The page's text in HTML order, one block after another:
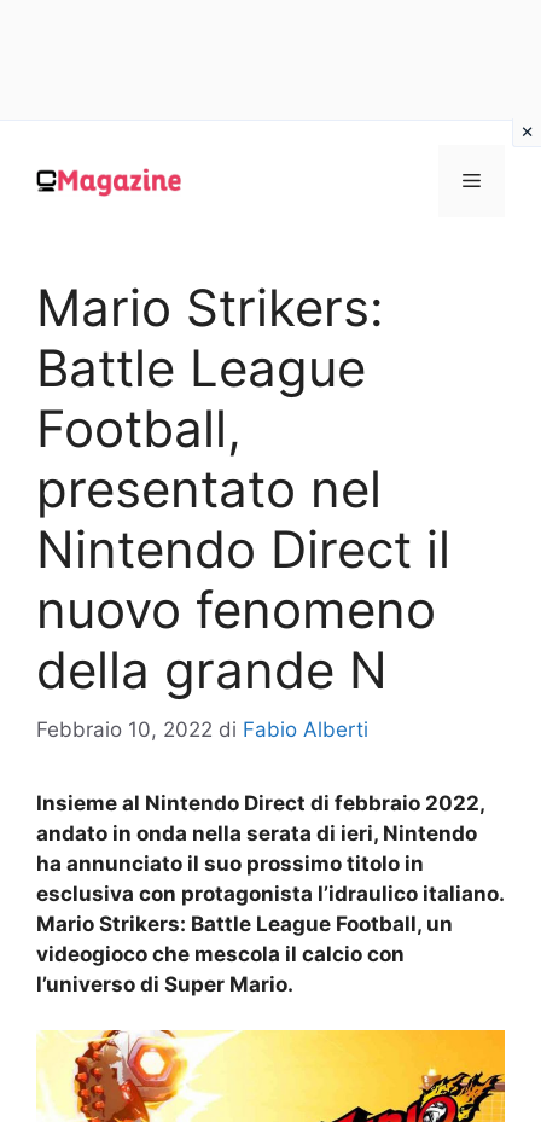
contenuto
MENU
Mario Strikers:
Battle League
Football,
presentato nel
Nintendo Direct il
nuovo fenomeno
della grande N
Febbraio 10, 2022 di Fabio Alberti
Insieme al Nintendo Direct di febbraio 2022,
andato in onda nella serata di ieri, Nintendo
ha annunciato il suo prossimo titolo in
esclusiva con protagonista l’idraulico italiano.
Mario Strikers: Battle League Football, un
videogioco che mescola il calcio con
l’universo di Super Mario.